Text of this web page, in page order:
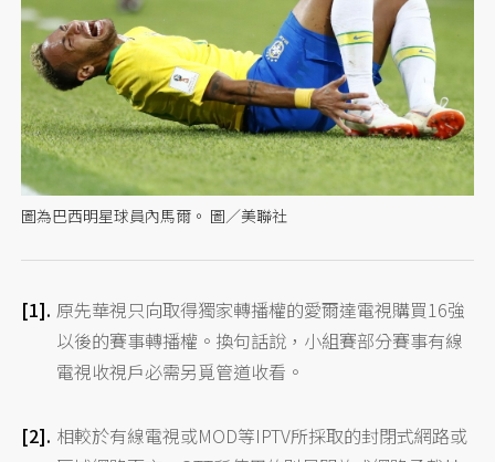
圖為巴西明星球員內馬爾。 圖／美聯社
原先華視只向取得獨家轉播權的愛爾達電視購買16強
以後的賽事轉播權。換句話說，小組賽部分賽事有線
電視收視戶必需另覓管道收看。
相較於有線電視或MOD等IPTV所採取的封閉式網路或